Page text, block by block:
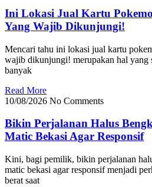
Ini Lokasi Jual Kartu
Yang Wajib Dikunjungi!
Mencari tahu ini lokasi jual kartu
wajib dikunjungi! merupakan hal yang
banyak
Read More
10/08/2026 No Comments
Bikin Perjalanan Halus
Matic Bekasi Agar Responsif
Kini, bagi pemilik, bikin perjalanan
matic bekasi agar responsif menjadi
berat saat